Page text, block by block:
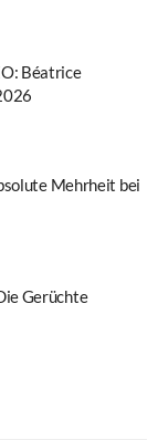
Béatrice
Mehrheit bei
Gerüchte